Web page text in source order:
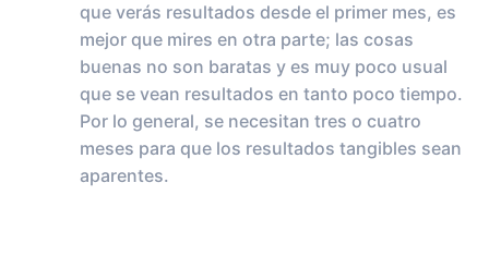
que verás resultados desde el primer mes, es
mejor que mires en otra parte; las cosas
buenas no son baratas y es muy poco usual
que se vean resultados en tanto poco tiempo.
Por lo general, se necesitan tres o cuatro
meses para que los resultados tangibles sean
aparentes.